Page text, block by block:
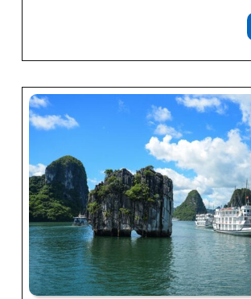
Sắm
Tại
Hạ
Long